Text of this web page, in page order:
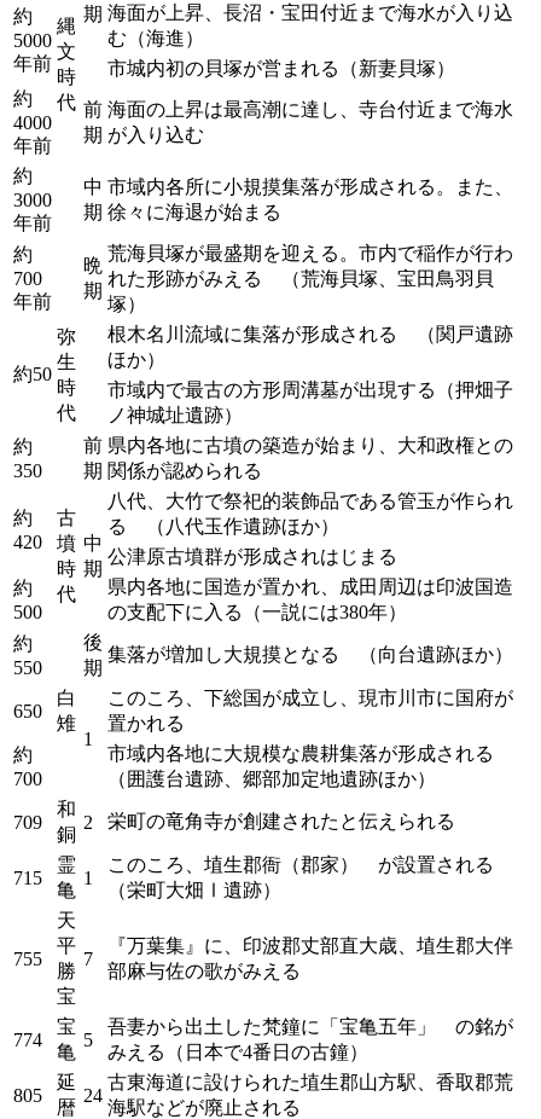
縄
文
時
代
期
約
5000
年前
海面が上昇、長沼・宝田付近まで海水が入り込
む（海進）
市城内初の貝塚が営まれる（新妻貝塚）
約
4000
年前
前
期
海面の上昇は最高潮に達し、寺台付近まで海水
が入り込む
約
3000
年前
中
期
市域内各所に小規摸集落が形成される。また、
徐々に海退が始まる
約
700
年前
晩
期
荒海貝塚が最盛期を迎える。市内で稲作が行わ
れた形跡がみえる （荒海貝塚、宝田鳥羽貝
塚）
約50
弥
生
時
代
根木名川流域に集落が形成される （関戸遺跡
ほか）
市域内で最古の方形周溝墓が出現する（押畑子
ノ神城址遺跡）
約
350
古
墳
時
代
前
期
県内各地に古墳の築造が始まり、大和政権との
関係が認められる
約
420
中
期
八代、大竹で祭祀的装飾品である管玉が作られ
る （八代玉作遺跡ほか）
公津原古墳群が形成されはじまる
約
500
県内各地に国造が置かれ、成田周辺は印波国造
の支配下に入る（一説には380年）
約
550
後
期
集落が増加し大規摸となる （向台遺跡ほか）
650
白
雉
1
このころ、下総国が成立し、現市川市に国府が
置かれる
約
700
市域内各地に大規模な農耕集落が形成される
（囲護台遺跡、郷部加定地遺跡ほか）
709
和
銅
2 栄町の竜角寺が創建されたと伝えられる
715
霊
亀
1
このころ、埴生郡衙（郡家） が設置される
（栄町大畑Ⅰ遺跡）
755
天
平
勝
宝
7
『万葉集』に、印波郡丈部直大歳、埴生郡大伴
部麻与佐の歌がみえる
774
宝
亀
5
吾妻から出土した梵鐘に「宝亀五年」 の銘が
みえる（日本で4番日の古鐘）
805
延
暦
24
古東海道に設けられた埴生郡山方駅、香取郡荒
海駅などが廃止される